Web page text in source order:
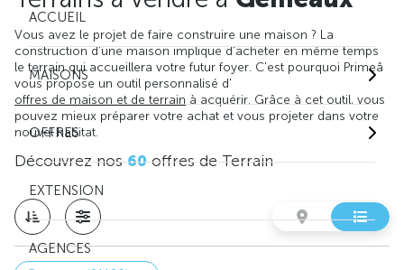
ACCUEIL
MAISONS
OFFRES
EXTENSION
AGENCES
Vous avez le projet de faire construire une maison ? La
construction d'une maison implique d'acheter en même temps
le terrain qui accueillera votre futur foyer. C'est pourquoi Primeâ
vous propose un outil personnalisé d'
offres de maison et de terrain à acquérir. Grâce à cet outil, vous
pouvez mieux préparer votre achat et vous projeter dans votre
nouvel habitat.
Découvrez nos60offres de Terrain